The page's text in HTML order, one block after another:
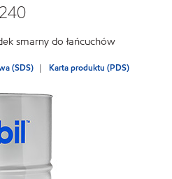
smarny do łańcuchów
(SDS) Karta produktu (PDS)